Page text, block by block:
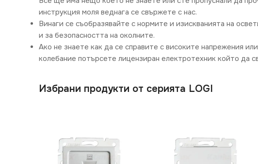
инструкция моля веднага се свържете с нас.
Винаги се съобразявайте с нормите и изискванията на
и за безопасността на околните.
Ако не знаете как да се справите с високите напрежения
колебание потърсете лицензиран електротехник който да
Избрани продукти от серията LOGI